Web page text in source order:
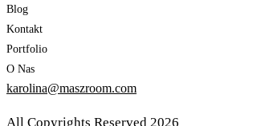
Blog
Kontakt
Portfolio
O Nas
karolina@maszroom.com
All Copyrights Reserved 2026